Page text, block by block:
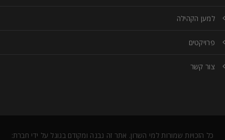
למען הקהילה
פרויקטים
צור קשר
כל הזכויות שמורות למי השרון. אתר זה נבנה ומקודם בגוגל על ידי חברת: